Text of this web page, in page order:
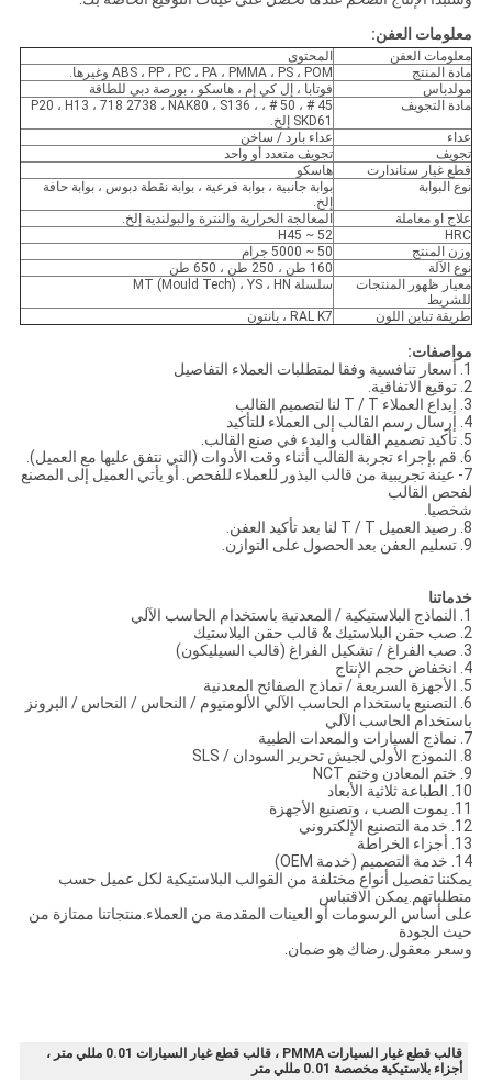
معلومات العفن:
معلومات العفن
المحتوى
مادة المنتج
ABS ، PP ، PC ، PA ، PMMA ، PS ، POM وغيرها.
مولدباس
فوتابا ، إل كي إم ، هاسكو ، بورصة دبي للطاقة
مادة التجويف
45 # ، 50 # ، P20 ، H13 ، 718 2738 ، NAK80 ، S136 ،
SKD61 إلخ.
عداء
عداء بارد / ساخن
تجويف
تجويف متعدد أو واحد
قطع غيار ستاندارت
هاسكو
نوع البوابة
بوابة جانبية ، بوابة فرعية ، بوابة نقطة دبوس ، بوابة حافة
إلخ.
علاج او معاملة
المعالجة الحرارية والنترة والبولندية إلخ.
HRC
H45 ~ 52
وزن المنتج
50 ~ 5000 جرام
نوع الآلة
160 طن ، 250 طن ، 650 طن
معيار ظهور المنتجات
للشريط
سلسلة MT (Mould Tech) ، YS ، HN
طريقة تباين اللون RAL K7 ، بانتون
مواصفات:
1. أسعار تنافسية وفقا لمتطلبات العملاء التفاصيل
2. توقيع الاتفاقية.
3. إيداع العملاء T / T لنا لتصميم القالب
4. إرسال رسم القالب إلى العملاء للتأكيد
5. تأكيد تصميم القالب والبدء في صنع القالب.
6. قم بإجراء تجربة القالب أثناء وقت الأدوات (التي نتفق عليها مع العميل).
7- عينة تجريبية من قالب البذور للعملاء للفحص. أو يأتي العميل إلى المصنع
لفحص القالب
شخصيا.
8. رصيد العميل T / T لنا بعد تأكيد العفن.
9. تسليم العفن بعد الحصول على التوازن.
خدماتنا
1. النماذج البلاستيكية / المعدنية باستخدام الحاسب الآلي
2. صب حقن البلاستيك & قالب حقن البلاستيك
3. صب الفراغ / تشكيل الفراغ (قالب السيليكون)
4. انخفاض حجم الإنتاج
5. الأجهزة السريعة / نماذج الصفائح المعدنية
6. التصنيع باستخدام الحاسب الآلي الألومنيوم / النحاس / النحاس / البرونز
باستخدام الحاسب الآلي
7. نماذج السيارات والمعدات الطبية
8. النموذج الأولي لجيش تحرير السودان / SLS
9. ختم المعادن وختم NCT
10. الطباعة ثلاثية الأبعاد
11. يموت الصب ، وتصنيع الأجهزة
12. خدمة التصنيع الإلكتروني
13. أجزاء الخراطة
14. خدمة التصميم (خدمة OEM)
يمكننا تفصيل أنواع مختلفة من القوالب البلاستيكية لكل عميل حسب
متطلباتهم.يمكن الاقتباس
على أساس الرسومات أو العينات المقدمة من العملاء.منتجاتنا ممتازة من
حيث الجودة
وسعر معقول.رضاك هو ضمان.
قالب قطع غيار السيارات PMMA ، قالب قطع غيار السيارات 0.01 مللي متر ،
أجزاء بلاستيكية مخصصة 0.01 مللي متر